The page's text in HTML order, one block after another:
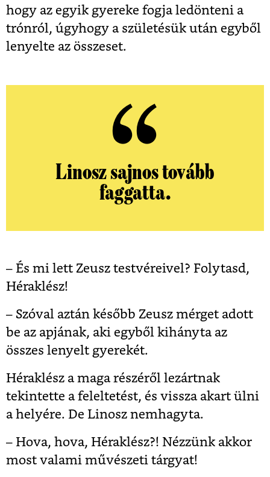
hogy az egyik gyereke fogja ledönteni a
trónról, úgyhogy a születésük után egyből
lenyelte az összeset.
Linosz sajnos tovább
faggatta.
– És mi lett Zeusz testvéreivel? Folytasd,
Héraklész!
– Szóval aztán később Zeusz mérget adott
be az apjának, aki egyből kihányta az
összes lenyelt gyerekét.
Héraklész a maga részéről lezártnak
tekintette a feleltetést, és vissza akart ülni
a helyére. De Linosz nemhagyta.
– Hova, hova, Héraklész?! Nézzünk akkor
most valami művészeti tárgyat!